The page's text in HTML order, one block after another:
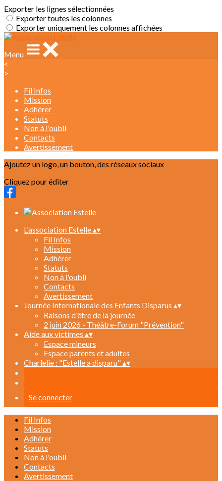
Exporter les lignes sélectionnées
Exporter toutes les colonnes
Exporter uniquement les colonnes affichées
Menu
<
>
Fil Infos
Mission
Adhérer
Statuts
Non à l'oubli
Contacts
Avertissement
Ajoutez un logo, un bouton, des réseaux sociaux
Cliquez pour éditer
L'association Estelle▴▾
Fil Infos
Mission
Adhérer
Statuts
Non à l'oubli
Contacts
Avertissement
Journée Internationale des Enfants Disparus ▴▾
Raisons d'être de la journée
2 juin 2026 - Théâtre-Forum "Prévention"
Aide aux victimes ▴▾
Espace mineurs
Espace parents et adultes
Charlelie : "Estelle a disparu"▴▾
Se connecter
Fil Infos
Mission
Adhérer
Statuts
Non à l'oubli
Contacts
Avertissement